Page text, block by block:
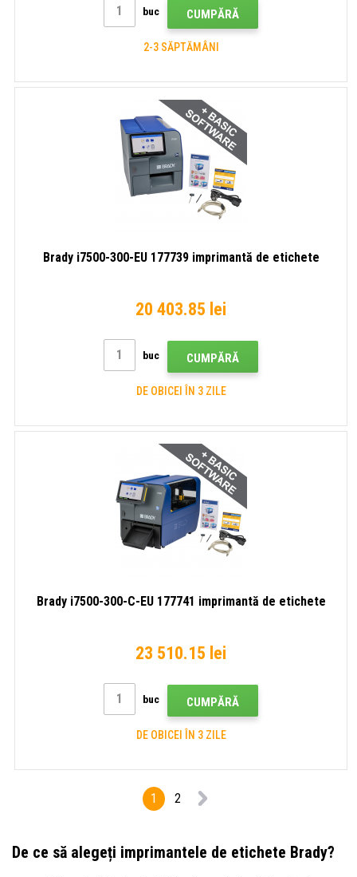
buc CUMPĂRĂ
2-3 SĂPTĂMÂNI
Brady i7500-300-EU 177739 imprimantă de etichete
20 403.85 lei
buc CUMPĂRĂ
DE OBICEI ÎN 3 ZILE
Brady i7500-300-C-EU 177741 imprimantă de etichete
23 510.15 lei
buc CUMPĂRĂ
DE OBICEI ÎN 3 ZILE
1 2
De ce să alegeți imprimantele de etichete Brady?